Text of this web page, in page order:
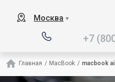
Москва ▼
+7
Главная / MacBook / macbook